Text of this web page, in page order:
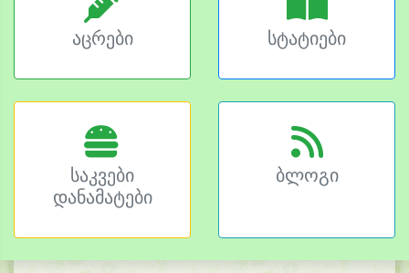
აცრები სტატიები
საკვები
დანამატები
ბლოგი